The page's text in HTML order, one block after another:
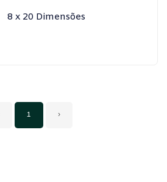
8 x 20 Dimensões
1 ›